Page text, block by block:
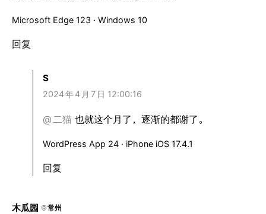
Microsoft Edge 123 · Windows 10
回复
S
2024年4 月 7 日 12:00:16
@ 二猫 也就这个月了，逐渐的都谢了。
WordPress App 24 · iPhone iOS 17.4.1
回复
木瓜园 常州